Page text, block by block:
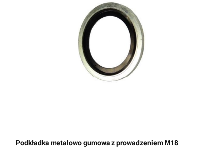
Podkładka metalowo gumowa z prowadzeniem M18